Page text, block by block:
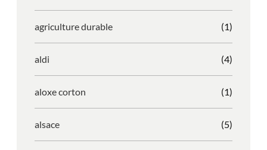
agriculture durable (1)
aldi (4)
aloxe corton (1)
alsace (5)